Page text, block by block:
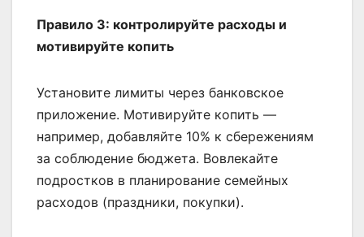
Правило 3: контролируйте расходы и
мотивируйте копить
Установите лимиты через банковское
приложение. Мотивируйте копить —
например, добавляйте 10% к сбережениям
за соблюдение бюджета. Вовлекайте
подростков в планирование семейных
расходов (праздники, покупки).